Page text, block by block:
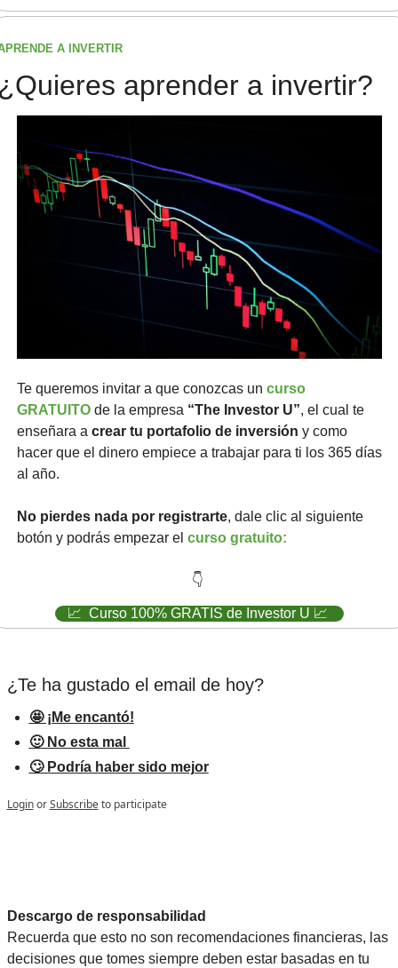
A INVERTIR
aprender a invertir?
Te queremos invitar a que conozcas un curso
GRATUITO de la empresa “The Investor U”, el cual te
enseñara a crear tu portafolio de inversión y como
hacer que el dinero empiece a trabajar para ti los 365 días
al año.
No pierdes nada por registrarte, dale clic al siguiente
botón y podrás empezar el curso gratuito:
👇
📈
  Curso 100% GRATIS de Investor U
📈
¿Te ha gustado el email de hoy?
🤩 ¡Me encantó!
🙂 No esta mal
🙄 Podría haber sido mejor
Login or Subscribe to participate
Descargo de responsabilidad
Recuerda que esto no son recomendaciones financieras, las
decisiones que tomes siempre deben estar basadas en tu